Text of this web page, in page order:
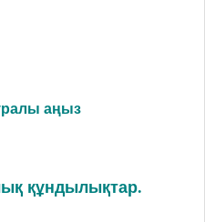
аңыз
құндылықтар.